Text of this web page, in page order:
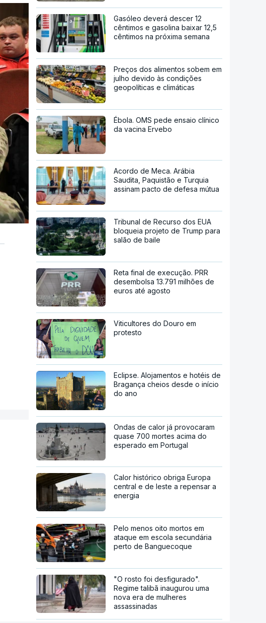
Gasóleo deverá descer 12
cêntimos e gasolina baixar 12,5
cêntimos na próxima semana
Preços dos alimentos sobem em
julho devido às condições
geopolíticas e climáticas
Ébola. OMS pede ensaio clínico
da vacina Ervebo
Acordo de Meca. Arábia
Saudita, Paquistão e Turquia
assinam pacto de defesa mútua
Tribunal de Recurso dos EUA
bloqueia projeto de Trump para
salão de baile
Reta final de execução. PRR
desembolsa 13.791 milhões de
euros até agosto
Viticultores do Douro em
protesto
Eclipse. Alojamentos e hotéis de
Bragança cheios desde o início
do ano
Ondas de calor já provocaram
quase 700 mortes acima do
esperado em Portugal
Calor histórico obriga Europa
central e de leste a repensar a
energia
Pelo menos oito mortos em
ataque em escola secundária
perto de Banguecoque
"O rosto foi desfigurado".
Regime talibã inaugurou uma
nova era de mulheres
assassinadas